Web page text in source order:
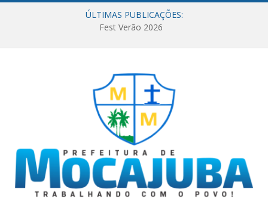
ÚLTIMAS PUBLICAÇÕES:
Fest Verão 2026